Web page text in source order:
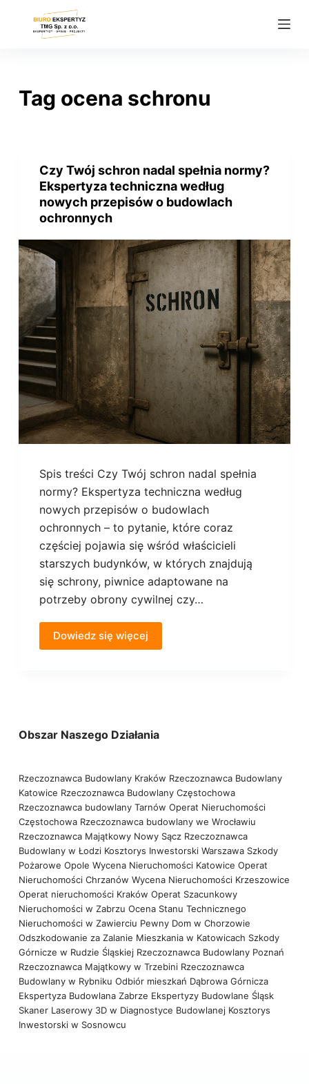
c
Tag ocena schronu
Czy Twój schron nadal spełnia normy?
Ekspertyza techniczna według
nowych przepisów o budowlach
ochronnych
Spis treści Czy Twój schron nadal spełnia
normy? Ekspertyza techniczna według
nowych przepisów o budowlach
ochronnych – to pytanie, które coraz
częściej pojawia się wśród właścicieli
starszych budynków, w których znajdują
się schrony, piwnice adaptowane na
potrzeby obrony cywilnej czy…
Dowiedz się więcej
Obszar Naszego Działania
Rzeczoznawca Budowlany Kraków Rzeczoznawca Budowlany
Katowice Rzeczoznawca Budowlany Częstochowa
Rzeczoznawca budowlany Tarnów Operat Nieruchomości
Częstochowa Rzeczoznawca budowlany we Wrocławiu
Rzeczoznawca Majątkowy Nowy Sącz Rzeczoznawca
Budowlany w Łodzi Kosztorys Inwestorski Warszawa Szkody
Pożarowe Opole Wycena Nieruchomości Katowice Operat
Nieruchomości Chrzanów Wycena Nieruchomości Krzeszowice
Operat nieruchomości Kraków Operat Szacunkowy
Nieruchomości w Zabrzu Ocena Stanu Technicznego
Nieruchomości w Zawierciu Pewny Dom w Chorzowie
Odszkodowanie za Zalanie Mieszkania w Katowicach Szkody
Górnicze w Rudzie Śląskiej Rzeczoznawca Budowlany Poznań
Rzeczoznawca Majątkowy w Trzebini Rzeczoznawca
Budowlany w Rybniku Odbiór mieszkań Dąbrowa Górnicza
Ekspertyza Budowlana Zabrze Ekspertyzy Budowlane Śląsk
Skaner Laserowy 3D w Diagnostyce Budowlanej Kosztorys
Inwestorski w Sosnowcu